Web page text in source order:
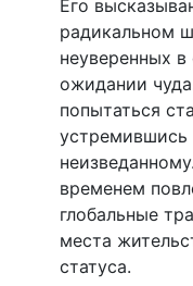
Его
радикальном
неуверенных
ожидании
попытаться
устремившись
временем
глобальные
места
статуса.